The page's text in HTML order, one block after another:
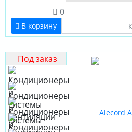
0
В корзину
Под заказ